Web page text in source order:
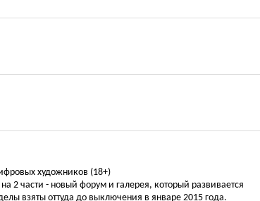
художников (18+)
2 части - новый форум и галерея, который развивается
взяты оттуда до выключения в январе 2015 года.